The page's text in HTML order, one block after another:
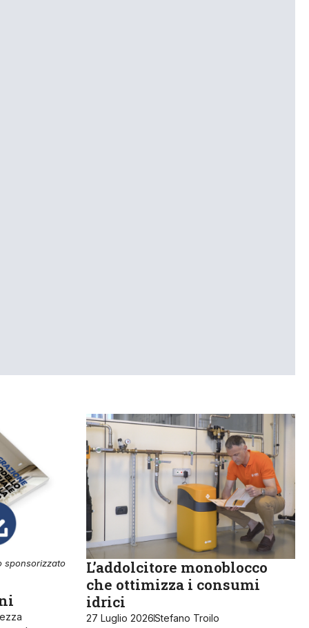
sponsorizzato
L’addolcitore monoblocco
che ottimizza i consumi
idrici
27 Luglio 2026Stefano Troilo